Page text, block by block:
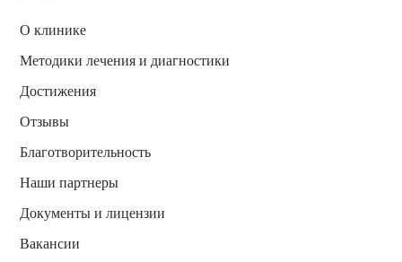
О клинике
Методики лечения и диагностики
Достижения
Отзывы
Благотворительность
Наши партнеры
Документы и лицензии
Вакансии